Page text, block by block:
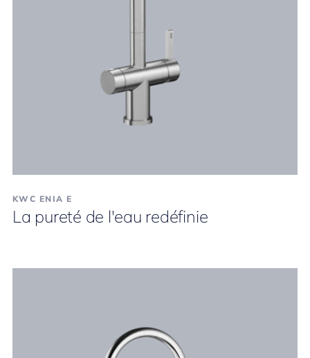
KWC ENIA E
La pureté de l'eau redéfinie